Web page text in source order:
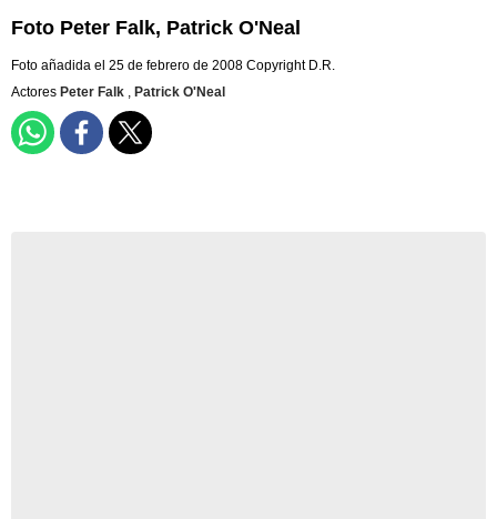
Foto Peter Falk, Patrick O'Neal
Foto añadida el 25 de febrero de 2008 Copyright D.R.
Actores Peter Falk , Patrick O'Neal